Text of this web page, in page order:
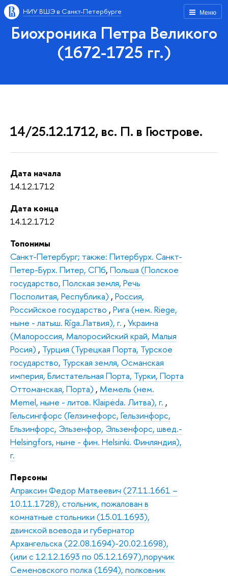
Меню
НИУ ВШЭ в Санкт-Петербурге
Биохроника Петра Великого
(1672-1725 гг.)
14/25.12.1712, вс. П. в Гюстрове.
Дата начала
14.12.1712
Дата конца
14.12.1712
Топонимы
Санкт-Петербург; также: Питербурх. Санкт-
Петер-Бурх. Питер, СПб, Польша (Полское
государство, Полская земля, Речь
Посполитая, Республика) , Россия,
Российское государство , Рига (нем. Riege,
ныне - латыш. Rīga.Латвия), г. , Украина
(Малороссия, Малоросийский край, Малыя
Росия) , Турция (Турецкая Порта, Турское
государство, Турская земля, Османская
империя, Блистательная Порта, Турки, Порта
Оттоманская, Порта) , Мемель (нем.
Memel, ныне - литов. Klaipėda. Литва), г. ,
Гельсингфорс (Гелзинефорс, Гельзинфорс,
Ельзинфорс, Эльзенфор, Эльзенфорс, швед.-
Helsingfors, ныне - фин. Helsinki. Финляндия),
г.
Персоны
Апраксин Федор Матвеевич (27.11.1661 –
10.11.1728), стольник, пожалован в
комнатные стольники (15.01.1693),
двинской воевода и губернатор
Архангельска (22.08.1694)-20.02.1698),
(или с 12.12.1693 по 05.12.1697),поручик
Семеновского полка (1694), полковник